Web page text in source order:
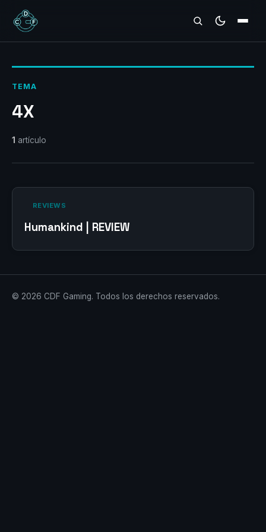
REVIEWS
TEMA
4X
1 artículo
‎ REVIEWS‎
Humankind | REVIEW
© 2026 CDF Gaming. Todos los derechos reservados.